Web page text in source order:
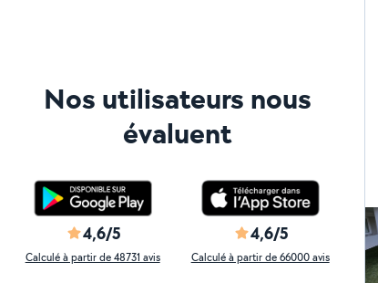
Nos utilisateurs nous
évaluent
4,6/5
Calculé à partir de 48731 avis
4,6/5
Calculé à partir de 66000 avis